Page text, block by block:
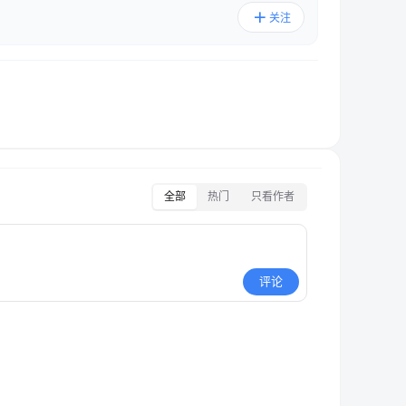
关注
全部 热门 只看作者
评论